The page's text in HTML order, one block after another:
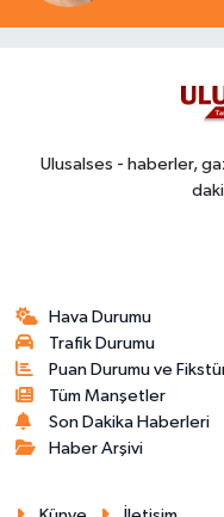
Ulusalses - haberler,
Hava Durumu
Trafik Durumu
Puan Durumu ve
Tüm Manşetler
Son Dakika Haberleri
Haber Arşivi